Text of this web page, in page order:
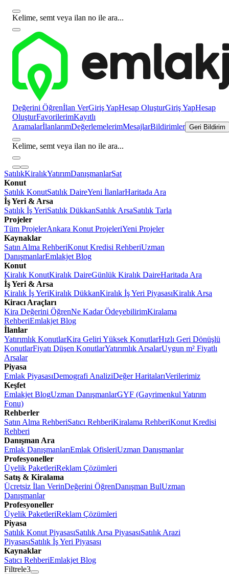
Kelime, semt veya ilan no ile ara...
Değerini Öğrenİlan VerGiriş YapHesap OluşturGiriş YapHesap
OluşturFavorilerimKayıtlı
AramalarİlanlarımDeğerlemelerimMesajlarBildirimler Geri Bildirim
Kelime, semt veya ilan no ile ara...
SatılıkKiralıkYatırımDanışmanlarSat
Konut
Satılık KonutSatılık DaireYeni İlanlarHaritada Ara
İş Yeri & Arsa
Satılık İş YeriSatılık DükkanSatılık ArsaSatılık Tarla
Projeler
Tüm ProjelerAnkara Konut ProjeleriYeni Projeler
Kaynaklar
Satın Alma RehberiKonut Kredisi RehberiUzman
DanışmanlarEmlakjet Blog
Konut
Kiralık KonutKiralık DaireGünlük Kiralık DaireHaritada Ara
İş Yeri & Arsa
Kiralık İş YeriKiralık DükkanKiralık İş Yeri PiyasasıKiralık Arsa
Kiracı Araçları
Kira Değerini ÖğrenNe Kadar ÖdeyebilirimKiralama
RehberiEmlakjet Blog
İlanlar
Yatırımlık KonutlarKira Geliri Yüksek KonutlarHızlı Geri Dönüşlü
KonutlarFiyatı Düşen KonutlarYatırımlık ArsalarUygun m² Fiyatlı
Arsalar
Piyasa
Emlak PiyasasıDemografi AnaliziDeğer HaritalarıVerilerimiz
Keşfet
Emlakjet BlogUzman DanışmanlarGYF (Gayrimenkul Yatırım
Fonu)
Rehberler
Satın Alma RehberiSatıcı RehberiKiralama RehberiKonut Kredisi
Rehberi
Danışman Ara
Emlak DanışmanlarıEmlak OfisleriUzman Danışmanlar
Profesyoneller
Üyelik PaketleriReklam Çözümleri
Satış & Kiralama
Ücretsiz İlan VerinDeğerini ÖğrenDanışman BulUzman
Danışmanlar
Profesyoneller
Üyelik PaketleriReklam Çözümleri
Piyasa
Satılık Konut PiyasasıSatılık Arsa PiyasasıSatılık Arazi
PiyasasıSatılık İş Yeri Piyasası
Kaynaklar
Satıcı RehberiEmlakjet Blog
Filtrele3